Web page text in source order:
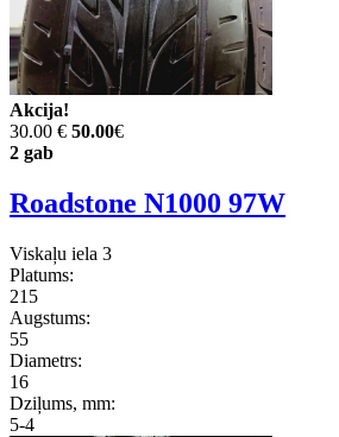
Akcija!
30.00 € 50.00€
2 gab
Roadstone N1000 97W
Viskaļu iela 3
Platums:
215
Augstums:
55
Diametrs:
16
Dziļums, mm:
5-4